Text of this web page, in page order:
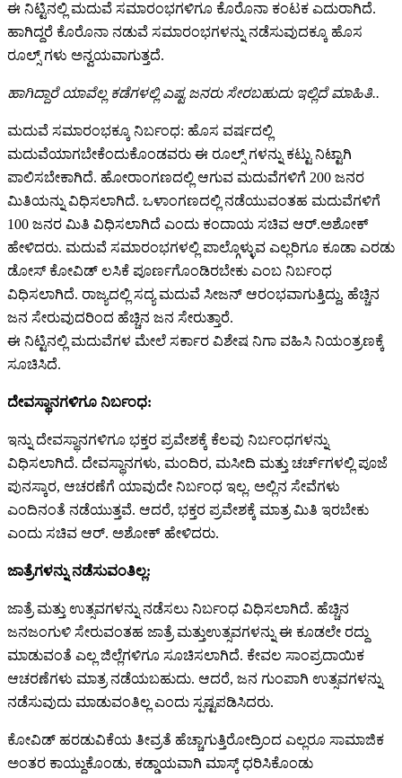
ಈ ನಿಟ್ಟಿನಲ್ಲಿ ಮದುವೆ ಸಮಾರಂಭಗಳಿಗೂ ಕೊರೊನಾ ಕಂಟಕ ಎದುರಾಗಿದೆ.‌
ಹಾಗಿದ್ದರೆ ಕೊರೊನಾ ನಡುವೆ ಸಮಾರಂಭಗಳನ್ನು ನಡೆಸುವುದಕ್ಕೂ ಹೊಸ
ರೂಲ್ಸ್‌ ಗಳು ಅನ್ವಯವಾಗುತ್ತದೆ.
ಹಾಗಿದ್ದಾರೆ ಯಾವೆಲ್ಲ ಕಡೆಗಳಲ್ಲಿ ಎಷ್ಟ ಜನರು ಸೇರಬಹುದು ಇಲ್ಲಿದೆ ಮಾಹಿತಿ..
ಮದುವೆ ಸಮಾರಂಭಕ್ಕೂ ನಿರ್ಬಂಧ: ಹೊಸ ವರ್ಷದಲ್ಲಿ
ಮದುವೆಯಾಗಬೇಕೆಂದುಕೊಂಡವರು ಈ ರೂಲ್ಸ್‌ ಗಳನ್ನು ಕಟ್ಟು ನಿಟ್ಟಾಗಿ
ಪಾಲಿಸಬೇಕಾಗಿದೆ. ಹೋರಾಂಗಣದಲ್ಲಿ ಆಗುವ ಮದುವೆಗಳಿಗೆ 200 ಜನರ
ಮಿತಿಯನ್ನು ವಿಧಿಸಲಾಗಿದೆ. ಒಳಾಂಗಣದಲ್ಲಿ ನಡೆಯುವಂತಹ ಮದುವೆಗಳಿಗೆ
100 ಜನರ ಮಿತಿ ವಿಧಿಸಲಾಗಿದೆ ಎಂದು ಕಂದಾಯ ಸಚಿವ ಆರ್.ಅಶೋಕ್
ಹೇಳಿದರು. ಮದುವೆ ಸಮಾರಂಭಗಳಲ್ಲಿ ಪಾಲ್ಗೊಳ್ಳುವ ಎಲ್ಲರಿಗೂ ಕೂಡಾ ಎರಡು
ಡೋಸ್ ಕೋವಿಡ್‌ ಲಸಿಕೆ ಪೂರ್ಣಗೊಂಡಿರಬೇಕು ಎಂಬ ನಿರ್ಬಂಧ
ವಿಧಿಸಲಾಗಿದೆ. ರಾಜ್ಯದಲ್ಲಿ ಸದ್ಯ ಮದುವೆ ಸೀಜನ್ ಆರಂಭವಾಗುತ್ತಿದ್ದು, ಹೆಚ್ಚಿನ
ಜನ ಸೇರುವುದರಿಂದ ಹೆಚ್ಚಿನ ಜನ ಸೇರುತ್ತಾರೆ.
ಈ ನಿಟ್ಟಿನಲ್ಲಿ ಮದುವೆಗಳ ಮೇಲೆ ಸರ್ಕಾರ ವಿಶೇಷ ನಿಗಾ ವಹಿಸಿ ನಿಯಂತ್ರಣಕ್ಕೆ
ಸೂಚಿಸಿದೆ.
ದೇವಸ್ಥಾನಗಳಿಗೂ ನಿರ್ಬಂಧ:
ಇನ್ನು ದೇವಸ್ಥಾನಗಳಿಗೂ ಭಕ್ತರ ಪ್ರವೇಶಕ್ಕೆ ಕೆಲವು ನಿರ್ಬಂಧಗಳನ್ನು
ವಿಧಿಸಲಾಗಿದೆ. ದೇವಸ್ಥಾನಗಳು, ಮಂದಿರ, ಮಸೀದಿ ಮತ್ತು ಚರ್ಚ್‌ಗಳಲ್ಲಿ ಪೂಜೆ
ಪುನಸ್ಕಾರ, ಆಚರಣೆಗೆ ಯಾವುದೇ ನಿರ್ಬಂಧ ಇಲ್ಲ. ಅಲ್ಲಿನ ಸೇವೆಗಳು
ಎಂದಿನಂತೆ ನಡೆಯುತ್ತವೆ. ಆದರೆ, ಭಕ್ತರ ಪ್ರವೇಶಕ್ಕೆ ಮಾತ್ರ ಮಿತಿ ಇರಬೇಕು
ಎಂದು ಸಚಿವ ಆರ್. ಅಶೋಕ್ ಹೇಳಿದರು.
ಜಾತ್ರೆಗಳನ್ನು ನಡೆಸುವಂತಿಲ್ಲ:
ಜಾತ್ರೆ ಮತ್ತು ಉತ್ಸವಗಳನ್ನು ನಡೆಸಲು ನಿರ್ಬಂಧ ವಿಧಿಸಲಾಗಿದೆ. ಹೆಚ್ಚಿನ
ಜನಜಂಗುಳಿ ಸೇರುವಂತಹ ಜಾತ್ರೆ ಮತ್ತುಉತ್ಸವಗಳನ್ನು ಈ ಕೂಡಲೇ ರದ್ದು
ಮಾಡುವಂತೆ ಎಲ್ಲ ಜಿಲ್ಲೆಗಳಿಗೂ ಸೂಚಿಸಲಾಗಿದೆ. ಕೇವಲ ಸಾಂಪ್ರದಾಯಿಕ
ಆಚರಣೆಗಳು ಮಾತ್ರ ನಡೆಯಬಹುದು. ಆದರೆ, ಜನ ಗುಂಪಾಗಿ ಉತ್ಸವಗಳನ್ನು
ನಡೆಸುವುದು ಮಾಡುವಂತಿಲ್ಲ ಎಂದು ಸ್ಪಷ್ಟಪಡಿಸಿದರು.
ಕೋವಿಡ್‌ ಹರಡುವಿಕೆಯ ತೀವ್ರತೆ ಹೆಚ್ಚಾಗುತ್ತಿರೋದ್ರಿಂದ ಎಲ್ಲರೂ ಸಾಮಾಜಿಕ
ಅಂತರ ಕಾಯ್ದುಕೊಂಡು, ಕಡ್ಡಾಯವಾಗಿ ಮಾಸ್ಕ್‌ ಧರಿಸಿಕೊಂಡು